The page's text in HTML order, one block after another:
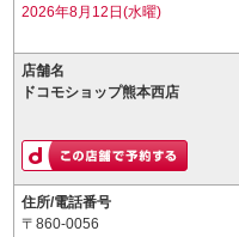
2026年8月12日(水曜)
店舗名
ドコモショップ熊本西店
住所/電話番号
〒860-0056